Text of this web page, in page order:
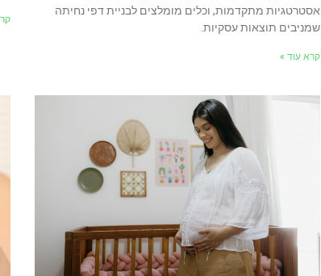
אסטרטגיות מתקדמות, וכלים מומלצים לבניית דפי נחיתה
שמניבים תוצאות עסקיות.
קרא עוד »